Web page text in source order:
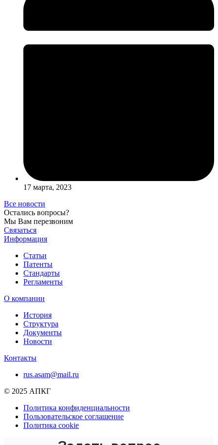
17 марта, 2023
Все новости
Остались вопросы?
Мы Вам перезвоним
Связаться
Информация
Статьи
Патенты
Стандарты
Регламенты
О компании
История
Структура
Документы
Новости
Контакты
rus.asam@mail.ru
© 2025 АПКГ
Политика конфиденциальности
Пользовательское соглашение
Политика cookie